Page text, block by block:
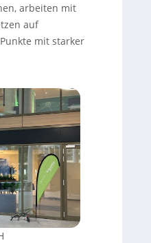
arbeiten mit
auf
mit starker